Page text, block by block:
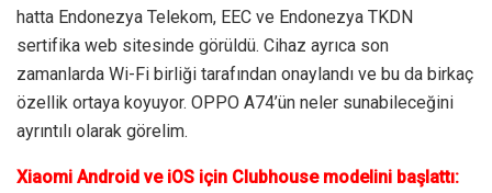
hatta Endonezya Telekom, EEC ve Endonezya TKDN
sertifika web sitesinde görüldü. Cihaz ayrıca son
zamanlarda Wi-Fi birliği tarafından onaylandı ve bu da birkaç
özellik ortaya koyuyor. OPPO A74’ün neler sunabileceğini
ayrıntılı olarak görelim.
Xiaomi Android ve iOS için Clubhouse modelini başlattı: